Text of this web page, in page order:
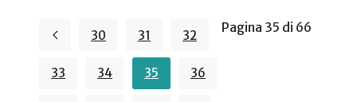
Pagina 35 di 66
30 31 32
33 34 35 36